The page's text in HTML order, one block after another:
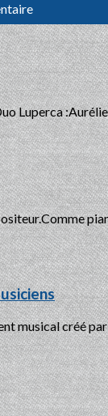
Luperca
musical créé